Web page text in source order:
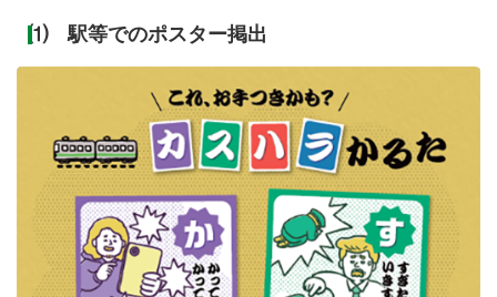
⑴ 駅等でのポスター掲出